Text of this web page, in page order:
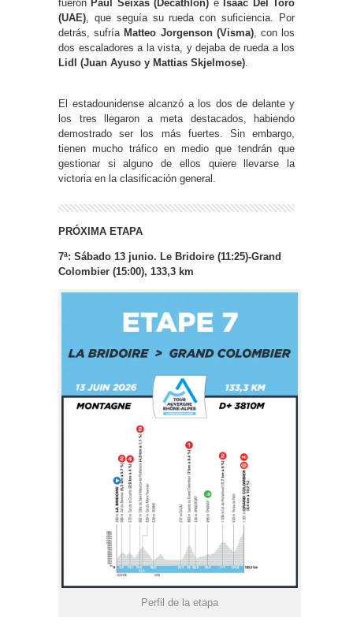
fueron Paul Seixas (Decathlon) e Isaac Del Toro
(UAE), que seguía su rueda con suficiencia. Por
detrás, sufría Matteo Jorgenson (Visma), con los
dos escaladores a la vista, y dejaba de rueda a los
Lidl (Juan Ayuso y Mattias Skjelmose).
El estadounidense alcanzó a los dos de delante y
los tres llegaron a meta destacados, habiendo
demostrado ser los más fuertes. Sin embargo,
tienen mucho tráfico en medio que tendrán que
gestionar si alguno de ellos quiere llevarse la
victoria en la clasificación general.
PRÓXIMA ETAPA
7ª: Sábado 13 junio. Le Bridoire (11:25)-Grand
Colombier (15:00), 133,3 km
Perfil de la etapa